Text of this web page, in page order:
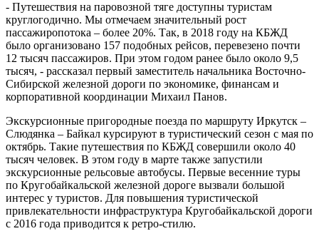
- Путешествия на паровозной тяге доступны туристам
круглогодично. Мы отмечаем значительный рост
пассажиропотока – более 20%. Так, в 2018 году на КБЖД
было организовано 157 подобных рейсов, перевезено почти
12 тысяч пассажиров. При этом годом ранее было около 9,5
тысяч, - рассказал первый заместитель начальника Восточно-
Сибирской железной дороги по экономике, финансам и
корпоративной координации Михаил Панов.
Экскурсионные пригородные поезда по маршруту Иркутск –
Слюдянка – Байкал курсируют в туристический сезон с мая по
октябрь. Такие путешествия по КБЖД совершили около 40
тысяч человек. В этом году в марте также запустили
экскурсионные рельсовые автобусы. Первые весенние туры
по Кругобайкальской железной дороге вызвали большой
интерес у туристов. Для повышения туристической
привлекательности инфраструктура Кругобайкальской дороги
с 2016 года приводится к ретро-стилю.